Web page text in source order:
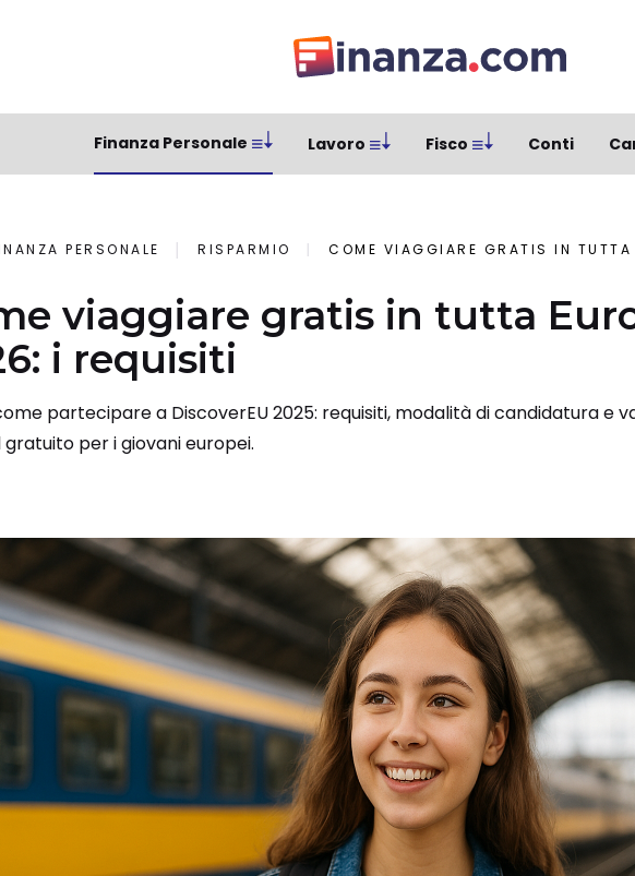
Finanza Personale Lavoro Fisco Conti
PERSONALE RISPARMIO COME VIAGGIARE GRATIS IN TUTTA
viaggiare gratis in tutta
i requisiti
partecipare a DiscoverEU 2025: requisiti, modalità di candidatura e
per i giovani europei.